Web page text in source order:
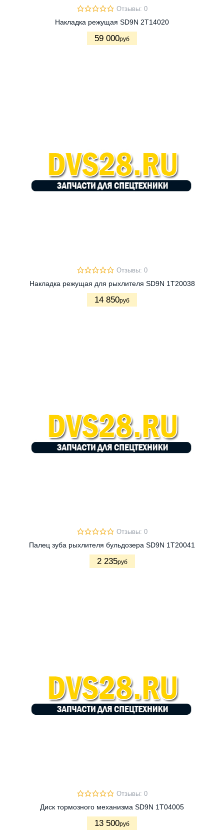
Отзывы: 0
Накладка режущая SD9N 2T14020
59 000руб
Отзывы: 0
Накладка режущая для рыхлителя SD9N 1T20038
14 850руб
Отзывы: 0
Палец зуба рыхлителя бульдозера SD9N 1T20041
2 235руб
Отзывы: 0
Диск тормозного механизма SD9N 1T04005
13 500руб